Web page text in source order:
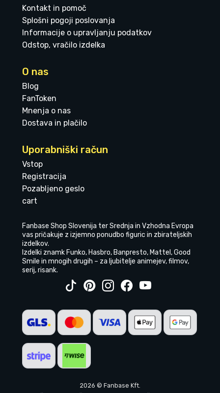
Kontakt in pomoč
Splošni pogoji poslovanja
Informacije o upravljanju podatkov
Odstop, vračilo izdelka
O nas
Blog
FanToken
Mnenja o nas
Dostava in plačilo
Uporabniški račun
Vstop
Registracija
Pozabljeno geslo
cart
Fanbase Shop Slovenija ter Srednja in Vzhodna Evropa
vas pričakuje z izjemno ponudbo figuric in zbirateljskih
izdelkov.
Izdelki znamk Funko, Hasbro, Banpresto, Mattel, Good
Smile in mnogih drugih – za ljubitelje animejev, filmov,
serij, risank.
2026 © Fanbase Kft.